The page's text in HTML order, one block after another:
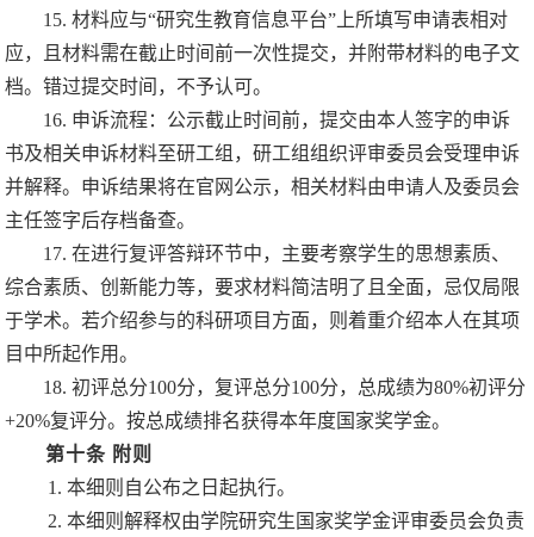
15.材料应与“研究生教育信息平台” 上所填写申请表相对
应，且材料需在截止时间前一次性提交，并附带材料的电子文
档。错过提交时间，不予认可。
16. 申诉流程：公示截止时间前，提交由本人签字的申诉
书及相关申诉材料至研工组，研工组组织评审委员会受理申诉
并解释。申诉结果将在官网公示，相关材料由申请人及委员会
主任签字后存档备查。
17.在进行复评答辩环节中，主要考察学生的思想素质、
综合素质、创新能力等，要求材料简洁明了且全面，忌仅局限
于学术。若介绍参与的科研项目方面，则着重介绍本人在其项
目中所起作用。
18.初评总分100分，复评总分100分，总成绩为80%初评分
+20%复评分。按总成绩排名获得本年度国家奖学金。
第十条 附则
1.本细则自公布之日起执行。
2.本细则解释权由学院研究生国家奖学金评审委员会负责